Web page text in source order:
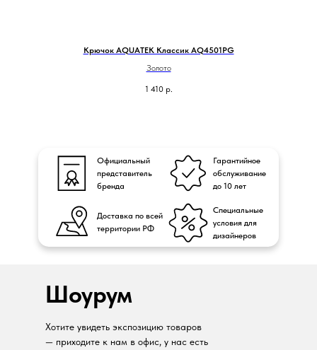
Крючок AQUATEK Классик AQ4501PG
Золото
1 410 р.
Официальный
представитель
бренда
Доставка по всей
территории РФ
Гарантийное
обслуживание
до 10 лет
Специальные
условия для
дизайнеров
Шоурум
Хотите увидеть экспозицию товаров
— приходите к нам в офис, у нас есть